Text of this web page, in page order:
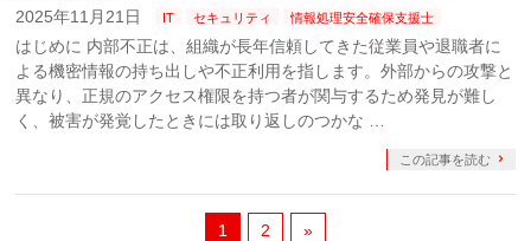
2025年11月21日 IT セキュリティ 情報処理安全確保支援士
はじめに 内部不正は、組織が長年信頼してきた従業員や退職者に
よる機密情報の持ち出しや不正利用を指します。外部からの攻撃と
異なり、正規のアクセス権限を持つ者が関与するため発見が難し
く、被害が発覚したときには取り返しのつかな …
この記事を読む
1 2 »